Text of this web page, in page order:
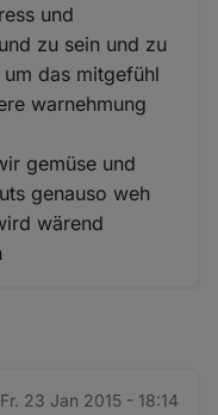
und
zu sein und zu
das mitgefühl
warnehmung
gemüse und
genauso weh
wärend
Fr. 23 Jan 2015 - 18:14